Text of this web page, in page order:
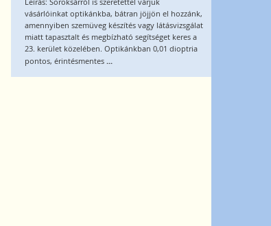
Leírás: Soroksárról is szeretettel várjuk
vásárlóinkat optikánkba, bátran jöjjön el hozzánk,
amennyiben szemüveg készítés vagy látásvizsgálat
miatt tapasztalt és megbízható segítséget keres a
23. kerület közelében. Optikánkban 0,01 dioptria
pontos, érintésmentes ...